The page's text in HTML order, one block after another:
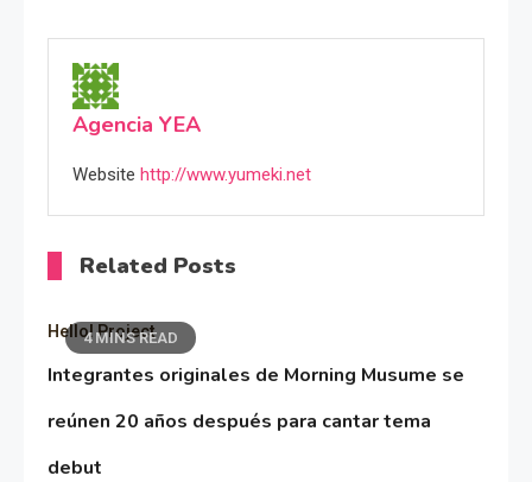
Agencia YEA
Website http://www.yumeki.net
Related Posts
4 MINS READ
Hello! Project
Integrantes originales de Morning Musume se
reúnen 20 años después para cantar tema
debut